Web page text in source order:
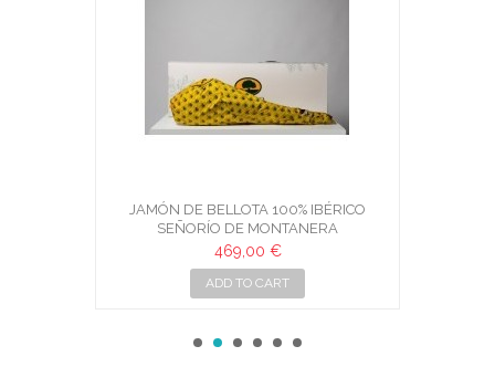
JAMÓN DE BELLOTA 100% IBÉRICO
SEÑORÍO DE MONTANERA
469,00 €
ADD TO CART